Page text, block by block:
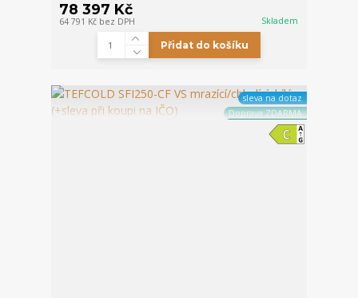
78 397 Kč
64 791 Kč bez DPH Skladem
Přidat do košíku
sleva na dotaz
Doprava ZDARMA